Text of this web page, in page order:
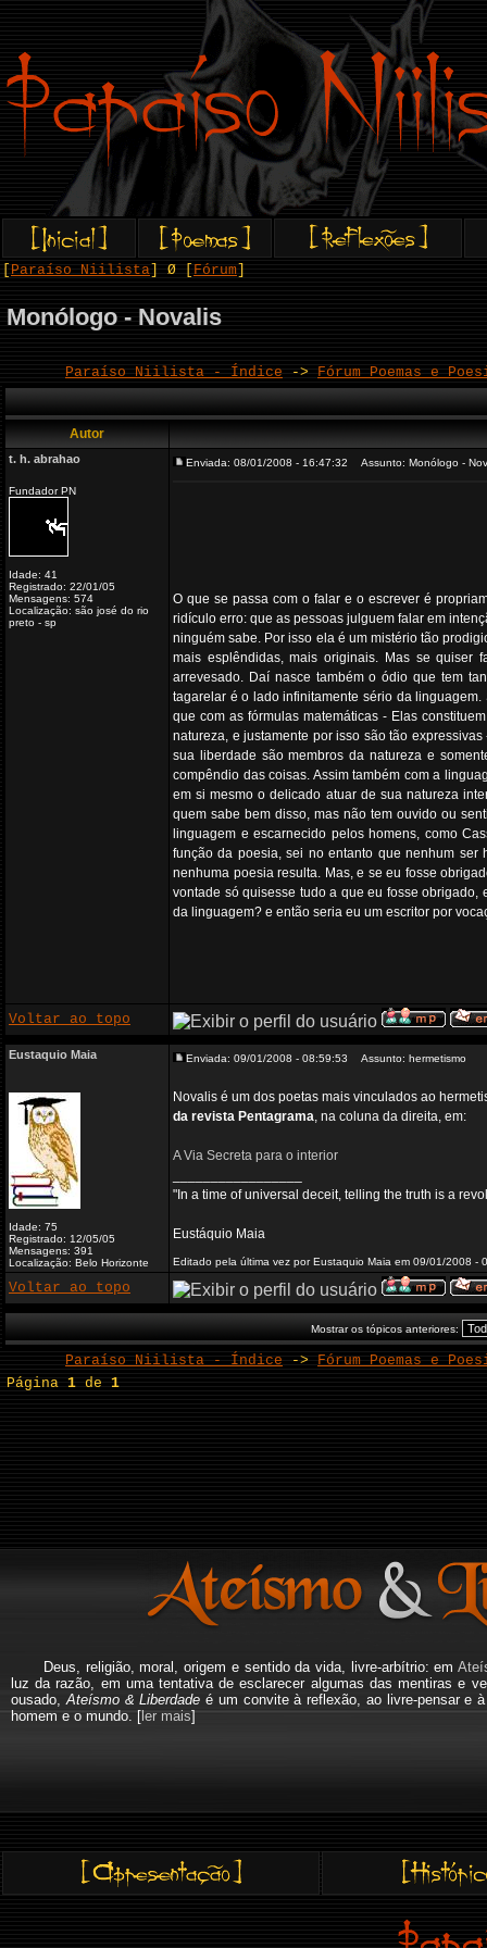
Paraíso Niilista ] Ø [ Fórum
Monólogo - Novalis
Paraíso Niilista - Índice -> Fórum Poemas e
Autor
t. h. abrahao
Fundador PN
Idade: 41
Registrado: 22/01/05
Mensagens: 574
Localização: são josé do rio
preto - sp
Enviada: 08/01/2008 - 16:47:32 Assunto: Monólogo -
O que se passa com o falar e o escrever é
ridículo erro: que as pessoas julguem falar em
ninguém sabe. Por isso ela é um mistério tão
mais esplêndidas, mais originais. Mas se
arrevesado. Daí nasce também o ódio que tem
tagarelar é o lado infinitamente sério da
que com as fórmulas matemáticas - Elas
natureza, e justamente por isso são tão
sua liberdade são membros da natureza e
compêndio das coisas. Assim também com a
em si mesmo o delicado atuar de sua natureza
quem sabe bem disso, mas não tem ouvido ou
linguagem e escarnecido pelos homens, como
função da poesia, sei no entanto que nenhum
nenhuma poesia resulta. Mas, e se eu fosse
vontade só quisesse tudo a que eu fosse obrigado,
da linguagem? e então seria eu um escritor por
Voltar ao topo
Eustaquio Maia
Idade: 75
Registrado: 12/05/05
Mensagens: 391
Localização: Belo Horizonte
Enviada: 09/01/2008 - 08:59:53 Assunto: hermetismo
Novalis é um dos poetas mais vinculados ao
da revista Pentagrama, na coluna da direita, em:
A Via Secreta para o interior
"In a time of universal deceit, telling the truth is a
Eustáquio Maia
Editado pela última vez por Eustaquio Maia em 09/01/2008 -
Voltar ao topo
Mostrar os tópicos anteriores:
Paraíso Niilista - Índice -> Fórum Poemas e
Página1 de1
Deus, religião, moral, origem e sentido da vida, livre-arbítrio: em
luz da razão, em uma tentativa de esclarecer algumas das mentiras e
ousado, Ateísmo & Liberdade é um convite à reflexão, ao livre-pensar e
homem e o mundo. [ler mais]